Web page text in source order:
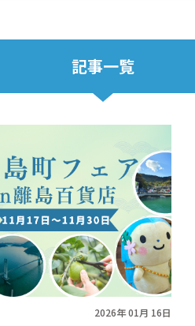
記事一覧
2026年 01月 16日